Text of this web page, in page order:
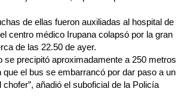
de ellas fueron auxiliadas al hospital de
centro médico Irupana colapsó por la gran
de las 22.50 de ayer.
precipitó aproximadamente a 250 metros
el bus se embarrancó por dar paso a un
añadió el suboficial de la Policía